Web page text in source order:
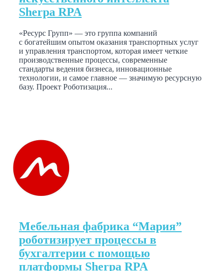
Sherpa RPA
«Ресурс Групп» — это группа компаний
с богатейшим опытом оказания транспортных услуг
и управления транспортом, которая имеет четкие
производственные процессы, современные
стандарты ведения бизнеса, инновационные
технологии, и самое главное — значимую ресурсную
базу. Проект Роботизация...
Мебельная фабрика “Мария”
роботизирует процессы в
бухгалтерии с помощью
платформы Sherpa RPA